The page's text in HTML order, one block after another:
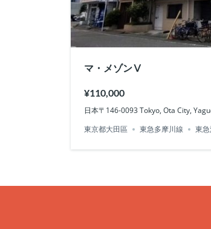
マ・メゾンⅤ
¥110,000
日本〒146-0093 Tokyo, Ota City,
東京都大田區
東急多摩川線 東